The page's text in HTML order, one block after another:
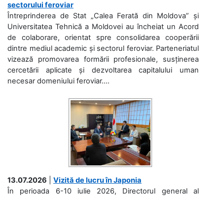
sectorului feroviar
Întreprinderea de Stat „Calea Ferată din Moldova” și
Universitatea Tehnică a Moldovei au încheiat un Acord
de colaborare, orientat spre consolidarea cooperării
dintre mediul academic și sectorul feroviar. Parteneriatul
vizează promovarea formării profesionale, susținerea
cercetării aplicate și dezvoltarea capitalului uman
necesar domeniului feroviar....
13.07.2026
Vizită de lucru în Japonia
În perioada 6-10 iulie 2026, Directorul general al